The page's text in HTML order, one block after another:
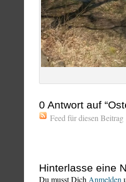
0 Antwort auf
Feed für diesen Beitrag
Hinterlasse eine
Du musst Dich Anmelden